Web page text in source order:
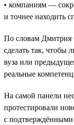
• компаниям —
и точнее находить
По словам Дмитрия
сделать так, чтобы
вуза или
реальные
На самой панели
протестировали
с